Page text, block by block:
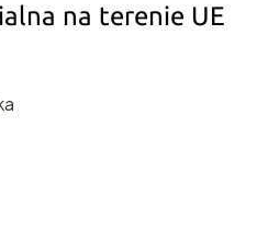
na terenie UE